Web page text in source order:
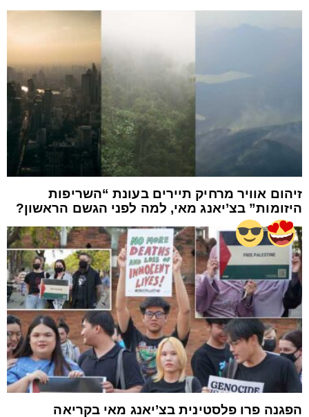
זיהום אוויר מרחיק תיירים בעונת “השריפות
היזומות” בצ’יאנג מאי, למה לפני הגשם הראשון?
הפגנה פרו פלסטינית בצ’יאנג מאי בקריאה